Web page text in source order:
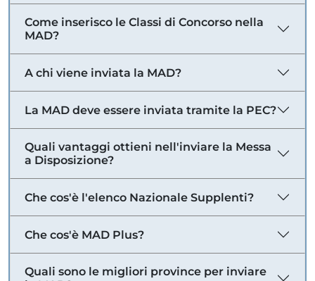
Come inserisco le Classi di Concorso nella
MAD?
A chi viene inviata la MAD?
La MAD deve essere inviata tramite la PEC?
Quali vantaggi ottieni nell'inviare la Messa
a Disposizione?
Che cos'è l'elenco Nazionale Supplenti?
Che cos'è MAD Plus?
Quali sono le migliori province per inviare